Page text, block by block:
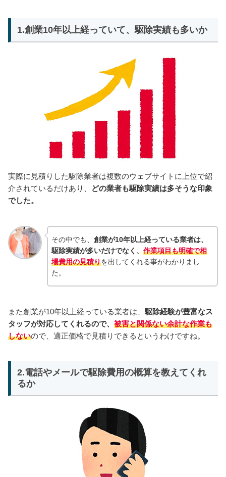
1.創業10年以上経っていて、駆除実績も多いか
実際に見積りした駆除業者は複数のウェブサイトに上位で紹
介されているだけあり、
どの業者も駆除実績は多そうな印象
でした。
その中でも、 創業が10年以上経っている業者は、
駆除実績が多いだけでなく、 作業項目も明確で相
場費用の見積りを出してくれる事がわかりまし
た。
また創業が10年以上経っている業者は、 駆除経験が豊富なス
タッフが対応してくれるので、 被害と関係ない余計な作業も
しないので、適正価格で見積りできるというわけですね。
2.電話やメールで駆除費用の概算を教えてくれ
るか